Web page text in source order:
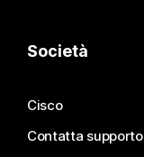
Società
Cisco
Contatta supporto